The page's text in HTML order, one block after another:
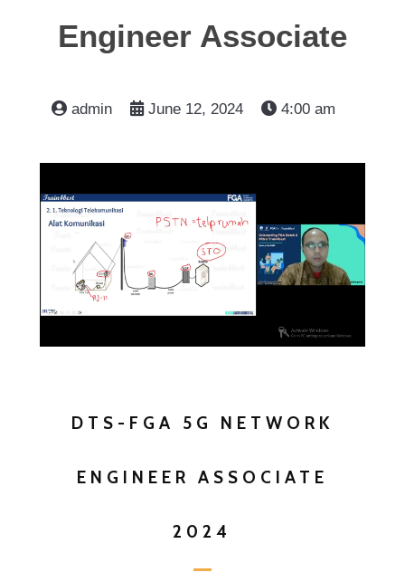
Engineer Associate
admin June 12, 2024 4:00 am
DTS-FGA 5G NETWORK
ENGINEER ASSOCIATE
2024